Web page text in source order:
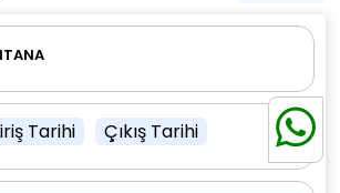
Tarihi Çıkış Tarihi